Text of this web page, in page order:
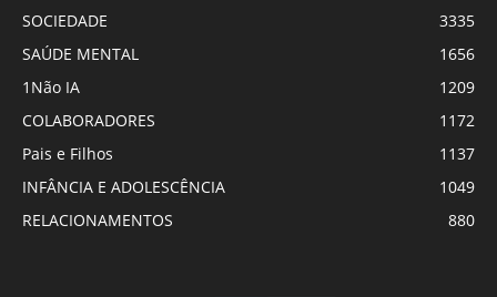
SOCIEDADE
3335
SAÚDE MENTAL
1656
1Não IA
1209
COLABORADORES
1172
Pais e Filhos
1137
INFÂNCIA E ADOLESCÊNCIA
1049
RELACIONAMENTOS
880